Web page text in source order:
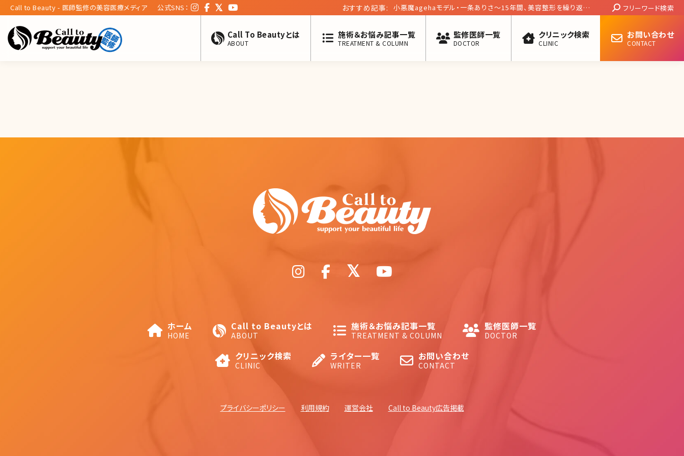
Call to Beauty - 医師監修の美容医療メディア 公式SNS： おすすめ記事:
小悪魔agehaモデル・一条ありさ～15年間、美容整形を繰り返し
Search:
フリーワード検索
Call To Beautyとは
ABOUT
施術＆お悩み記事一覧
TREATMENT & COLUMN
監修医師一覧
DOCTOR
クリニック検索
CLINIC
お問い合わせ
CONTACT
ホーム
HOME
Call to Beautyとは
ABOUT
施術＆お悩み記事一覧
TREATMENT & COLUMN
監修医師一覧
DOCTOR
クリニック検索
CLINIC
ライター一覧
WRITER
お問い合わせ
CONTACT
プライバシーポリシー 利用規約 運営会社 Call to Beauty広告掲載